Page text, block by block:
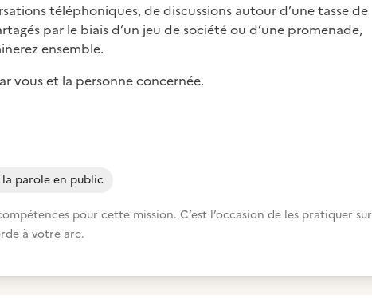
téléphoniques, de discussions autour d’une tasse de
par le biais d’un jeu de société ou d’une promenade,
ensemble.
vous et la personne concernée.
la parole en public
pour cette mission. C’est l’occasion de les pratiquer sur
à votre arc.